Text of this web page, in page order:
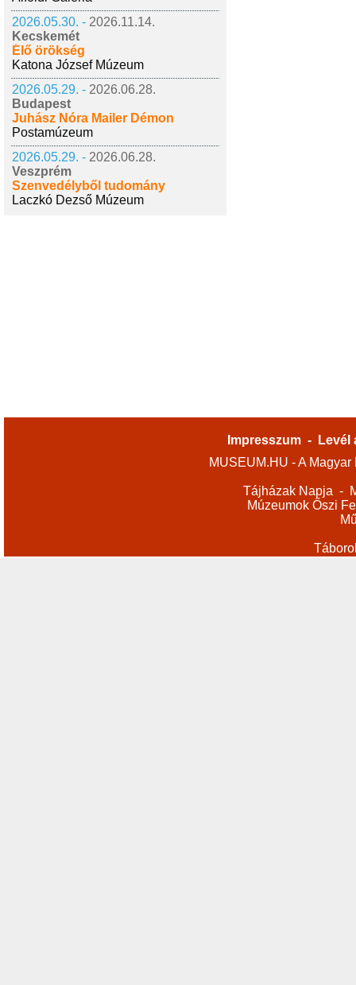
2026.05.30. - 2026.11.14.
Kecskemét
Élő örökség
Katona József Múzeum
2026.05.29. - 2026.06.28.
Budapest
Juhász Nóra Mailer Démon
Postamúzeum
2026.05.29. - 2026.06.28.
Veszprém
Szenvedélyből tudomány
Laczkó Dezső Múzeum
Impresszum -
Levél
MUSEUM.HU - A
Tájházak Napja -
Múzeumok Őszi